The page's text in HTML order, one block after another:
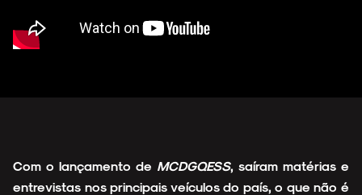
Com o lançamento de MCDGQESS, saíram matérias e
entrevistas nos principais veículos do país, o que não é